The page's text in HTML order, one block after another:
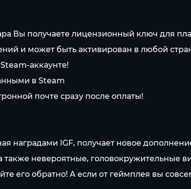
Вы получаете лицензионный ключ для
и может быть активирован в любой
аккаунте!
в Steam
почте сразу после оплаты!
наградами IGF, получает новое
невероятные, головокружительные
его обратно! А если от геймплея вы